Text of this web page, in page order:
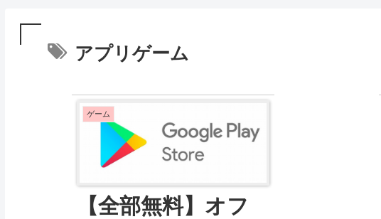
アプリゲーム
ゲーム
【全部無料】オフ